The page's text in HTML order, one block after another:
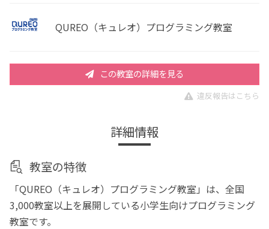
QUREO（キュレオ）プログラミング教室
この教室の詳細を見る
違反報告はこちら
詳細情報
教室の特徴
「QUREO（キュレオ）プログラミング教室」は、全国
3,000教室以上を展開している小学生向けプログラミング
教室です。